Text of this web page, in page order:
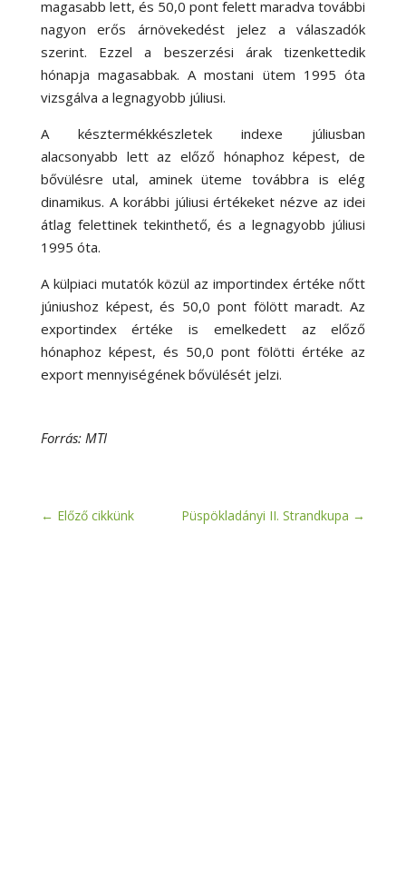
magasabb lett, és 50,0 pont felett maradva további
nagyon erős árnövekedést jelez a válaszadók
szerint. Ezzel a beszerzési árak tizenkettedik
hónapja magasabbak. A mostani ütem 1995 óta
vizsgálva a legnagyobb júliusi.
A késztermékkészletek indexe júliusban
alacsonyabb lett az előző hónaphoz képest, de
bővülésre utal, aminek üteme továbbra is elég
dinamikus. A korábbi júliusi értékeket nézve az idei
átlag felettinek tekinthető, és a legnagyobb júliusi
1995 óta.
A külpiaci mutatók közül az importindex értéke nőtt
júniushoz képest, és 50,0 pont fölött maradt. Az
exportindex értéke is emelkedett az előző
hónaphoz képest, és 50,0 pont fölötti értéke az
export mennyiségének bővülését jelzi.
Forrás: MTI
← Előző cikkünk Püspökladányi II. Strandkupa →